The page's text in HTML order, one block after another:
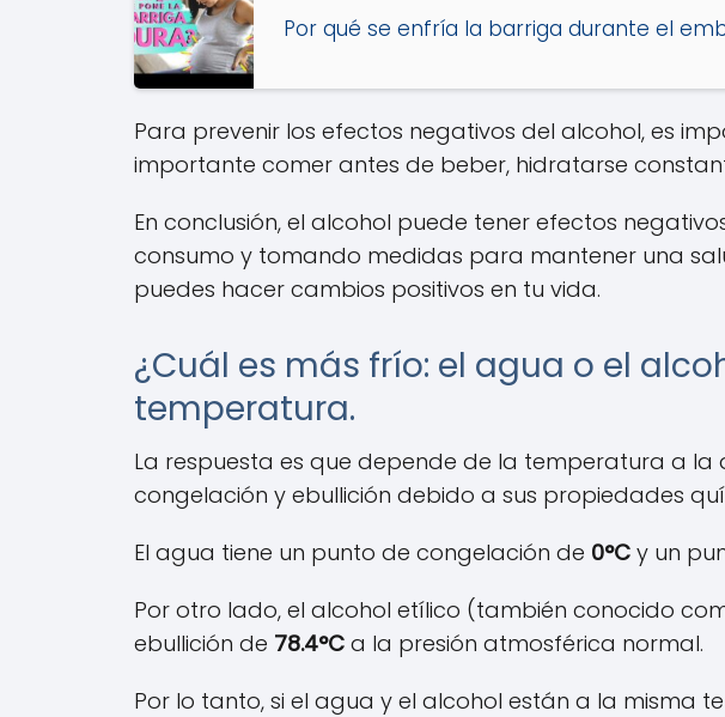
Por qué se enfría la barriga durante el
Para prevenir los efectos negativos del alcohol, es
importante comer antes de beber, hidratarse
En conclusión, el alcohol puede tener efectos
consumo y tomando medidas para mantener una
puedes hacer cambios positivos en tu vida.
¿Cuál es más frío: el agua o el
temperatura.
La respuesta es que depende de la temperatura a la
congelación y ebullición debido a sus propiedades
El agua tiene un punto de congelación de 0°C y un
Por otro lado, el alcohol etílico (también conocido
ebullición de 78.4°C a la presión atmosférica normal.
Por lo tanto, si el agua y el alcohol están a la misma